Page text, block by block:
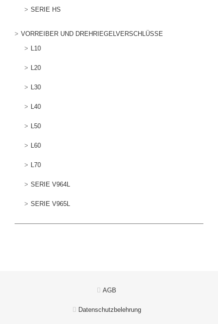
SERIE HS
VORREIBER UND DREHRIEGELVERSCHLÜSSE
L10
L20
L30
L40
L50
L60
L70
SERIE V964L
SERIE V965L
AGB
Datenschutzbelehrung